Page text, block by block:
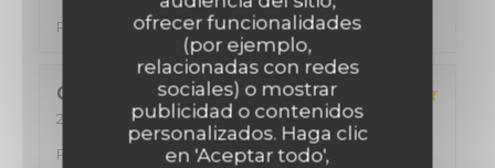
ofrecer funcionalidades
(por ejemplo,
relacionadas con redes
sociales) o mostrar
publicidad o contenidos
personalizados. Haga clic
en 'Aceptar todo',
Ambiente:5/5 Menú: 5/5
Precio
/5
Catherine
2026-08-01- 20:00 - Invitados 2
4/5 Ambiente:4/5 Menú: 5 /5 Calidad /
Precio